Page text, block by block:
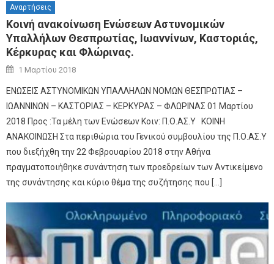
Αναρτήσεις
Κοινή ανακοίνωση Ενώσεων Αστυνομικών
Υπαλλήλων Θεσπρωτίας, Ιωαννίνων, Καστοριάς,
Κέρκυρας και Φλώρινας.
Posted on
1 Μαρτίου 2018
ΕΝΩΣΕΙΣ ΑΣΤΥΝΟΜΙΚΩΝ ΥΠΑΛΛΗΛΩΝ ΝΟΜΩΝ ΘΕΣΠΡΩΤΙΑΣ –
ΙΩΑΝΝΙΝΩΝ – ΚΑΣΤΟΡΙΑΣ – ΚΕΡΚΥΡΑΣ – ΦΛΩΡΙΝΑΣ 01 Μαρτίου
2018 Προς :Τα μέλη των Ενώσεων Κοιν: Π.Ο.ΑΣ.Υ ΚΟΙΝΗ
ΑΝΑΚΟΙΝΩΣΗ Στα περιθώρια του Γενικού συμβουλίου της Π.Ο.ΑΣ.Υ
που διεξήχθη την 22 Φεβρουαρίου 2018 στην Αθήνα
πραγματοποιήθηκε συνάντηση των προεδρείων των Αντικείμενο
της συνάντησης και κύριο θέμα της συζήτησης που […]